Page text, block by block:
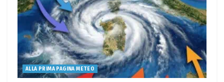
ALLA PRIMA PAGINA METEO